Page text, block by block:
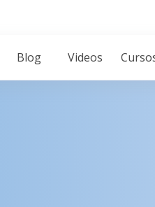
Blog Videos